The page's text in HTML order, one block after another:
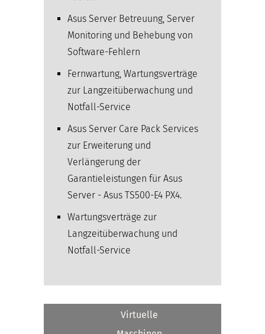
Asus Server Betreuung, Server
Monitoring und Behebung von
Software-Fehlern
Fernwartung, Wartungsverträge
zur Langzeitüberwachung und
Notfall-Service
Asus Server Care Pack Services
zur Erweiterung und
Verlängerung der
Garantieleistungen für Asus
Server - Asus TS500-E4 PX4.
Wartungsverträge zur
Langzeitüberwachung und
Notfall-Service
Virtuelle